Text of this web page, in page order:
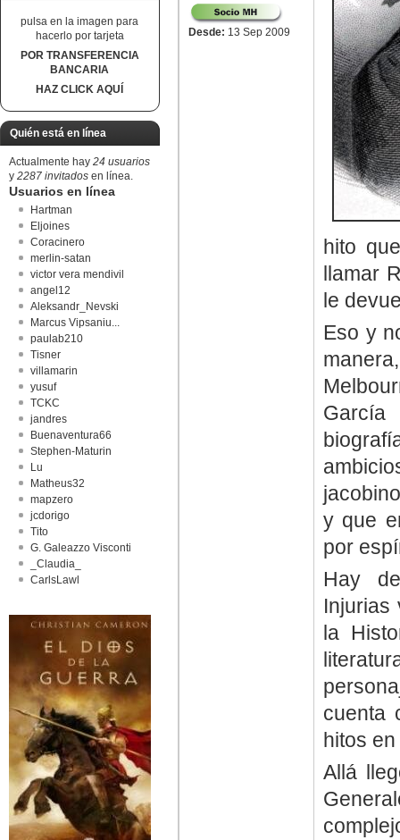
pulsa en la imagen para
hacerlo por tarjeta
POR TRANSFERENCIA
BANCARIA
HAZ CLICK AQUÍ
Quién está en línea
Actualmente hay 24 usuarios
y 2287 invitados en línea.
Usuarios en línea
Hartman
Eljoines
Coracinero
merlin-satan
victor vera mendivil
angel12
Aleksandr_Nevski
Marcus Vipsaniu...
paulab210
Tisner
villamarin
yusuf
TCKC
jandres
Buenaventura66
Stephen-Maturin
Lu
Matheus32
mapzero
jcdorigo
Tito
G. Galeazzo Visconti
_Claudia_
CarlsLawl
Desde: 13 Sep 2009
hito
llamar
le
Eso y
y que
por
Hay
Injurias
la
cuenta
hitos
Allá